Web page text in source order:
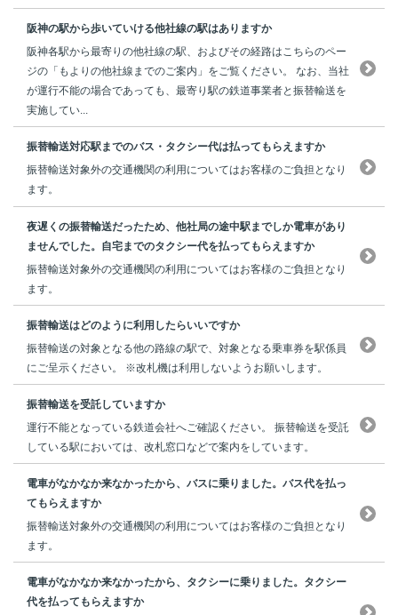
阪神の駅から歩いていける他社線の駅はありますか
阪神各駅から最寄りの他社線の駅、およびその経路はこちらのペー
ジの「もよりの他社線までのご案内」をご覧ください。 なお、当社
が運行不能の場合であっても、最寄り駅の鉄道事業者と振替輸送を
実施してい...
振替輸送対応駅までのバス・タクシー代は払ってもらえますか
振替輸送対象外の交通機関の利用についてはお客様のご負担となり
ます。
夜遅くの振替輸送だったため、他社局の途中駅までしか電車があり
ませんでした。自宅までのタクシー代を払ってもらえますか
振替輸送対象外の交通機関の利用についてはお客様のご負担となり
ます。
振替輸送はどのように利用したらいいですか
振替輸送の対象となる他の路線の駅で、対象となる乗車券を駅係員
にご呈示ください。 ※改札機は利用しないようお願いします。
振替輸送を受託していますか
運行不能となっている鉄道会社へご確認ください。 振替輸送を受託
している駅においては、改札窓口などで案内をしています。
電車がなかなか来なかったから、バスに乗りました。バス代を払っ
てもらえますか
振替輸送対象外の交通機関の利用についてはお客様のご負担となり
ます。
電車がなかなか来なかったから、タクシーに乗りました。タクシー
代を払ってもらえますか